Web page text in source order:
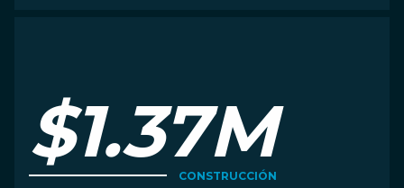
$1.37M
CONSTRUCCIÓN